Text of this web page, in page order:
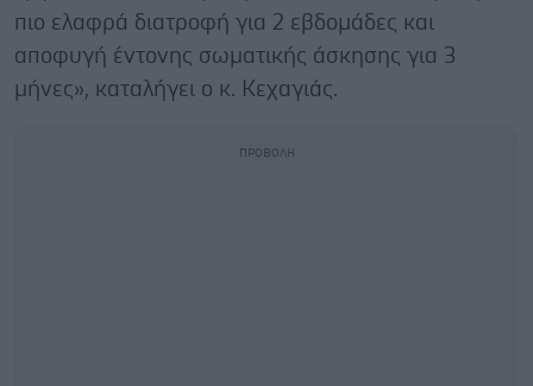
πιο ελαφρά διατροφή για 2 εβδομάδες και
αποφυγή έντονης σωματικής άσκησης για 3
μήνες», καταλήγει ο κ. Κεχαγιάς.